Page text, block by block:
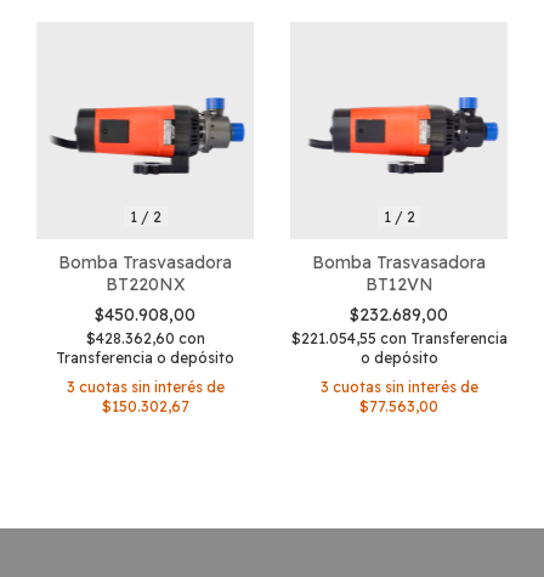
1/ 2
Bomba Trasvasadora
BT220NX
$450.908,00
$428.362,60 con
Transferencia o depósito
3 cuotas sin interés de
$150.302,67
1/ 2
Bomba Trasvasadora
BT12VN
$232.689,00
$221.054,55 con Transferencia
o depósito
3 cuotas sin interés de
$77.563,00